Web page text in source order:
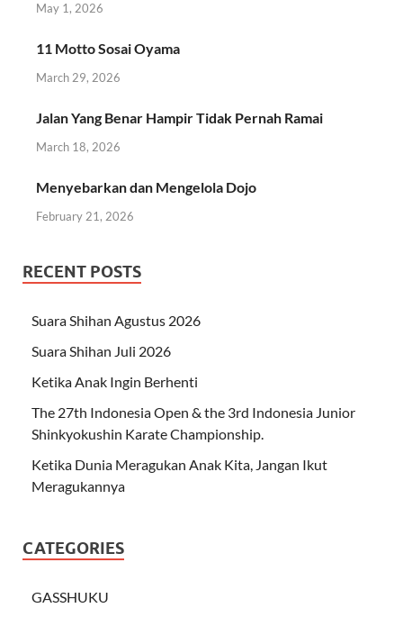
May 1, 2026
11 Motto Sosai Oyama
March 29, 2026
Jalan Yang Benar Hampir Tidak Pernah Ramai
March 18, 2026
Menyebarkan dan Mengelola Dojo
February 21, 2026
RECENT POSTS
Suara Shihan Agustus 2026
Suara Shihan Juli 2026
Ketika Anak Ingin Berhenti
The 27th Indonesia Open & the 3rd Indonesia Junior
Shinkyokushin Karate Championship.
Ketika Dunia Meragukan Anak Kita, Jangan Ikut
Meragukannya
CATEGORIES
GASSHUKU